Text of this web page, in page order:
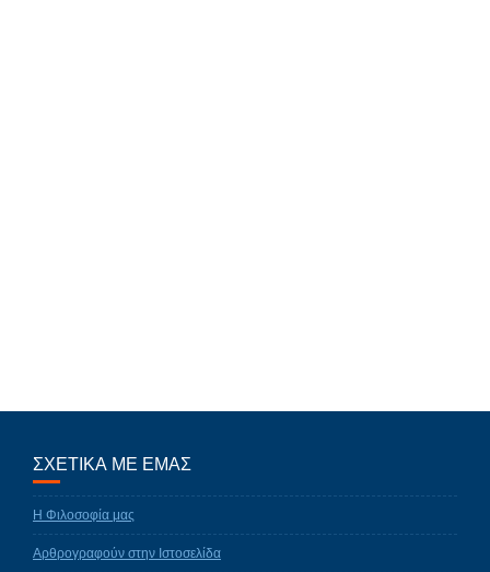
ΣΧΕΤΙΚΑ ΜΕ ΕΜΑΣ
Η Φιλοσοφία μας
Αρθρογραφούν στην Ιστοσελίδα